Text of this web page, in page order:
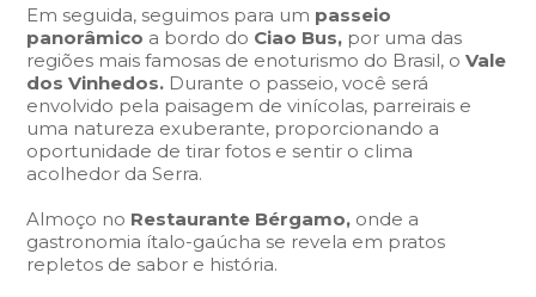
Em seguida, seguimos para um passeio
panorâmico a bordo do Ciao Bus, por uma das
regiões mais famosas de enoturismo do Brasil, oVale
dos Vinhedos. Durante o passeio, você será
envolvido pela paisagem de vinícolas, parreirais e
uma natureza exuberante, proporcionando a
oportunidade de tirar fotos e sentir o clima
acolhedor da Serra.
Almoço no Restaurante Bérgamo, onde a
gastronomia ítalo-gaúcha se revela em pratos
repletos de sabor e história.